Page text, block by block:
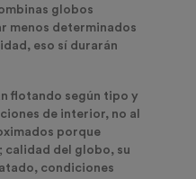
globos
menos determinados
eso sí durarán
flotando según tipo y
de interior, no al
porque
calidad del globo, su
condiciones